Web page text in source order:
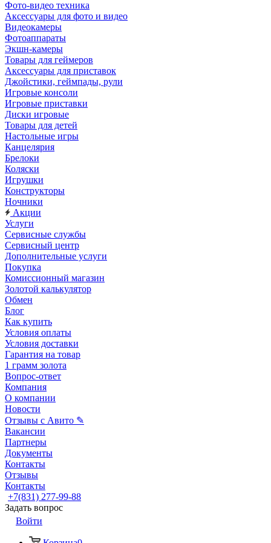
Фото-видео техника
Аксессуары для фото и видео
Видеокамеры
Фотоаппараты
Экшн-камеры
Товары для геймеров
Аксессуары для приставок
Джойстики, геймпады, рули
Игровые консоли
Игровые приставки
Диски игровые
Товары для детей
Настольные игры
Канцелярия
Брелоки
Коляски
Игрушки
Конструкторы
Ночники
Акции
Услуги
Сервисные службы
Сервисный центр
Дополнительные услуги
Покупка
Комиссионный магазин
Золотой калькулятор
Обмен
Блог
Как купить
Условия оплаты
Условия доставки
Гарантия на товар
1 грамм золота
Вопрос-ответ
Компания
О компании
Новости
Отзывы с Авито ✎
Вакансии
Партнеры
Документы
Контакты
Отзывы
Контакты
+7(831) 277-99-88
Задать вопрос
Войти